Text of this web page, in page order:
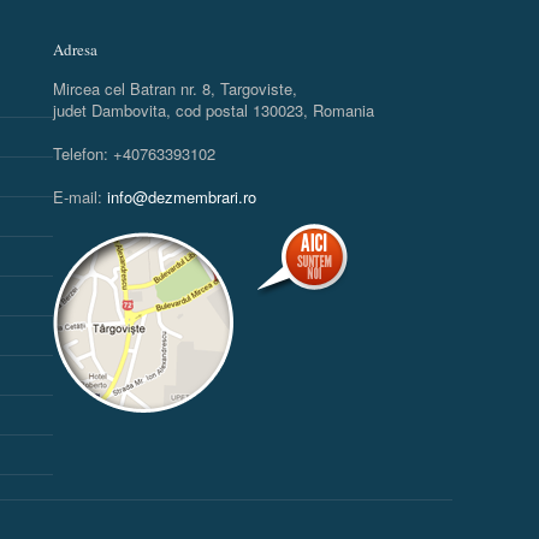
Adresa
Mircea cel Batran nr. 8, Targoviste,
judet Dambovita, cod postal 130023, Romania
Telefon: +40763393102
E-mail:info@dezmembrari.ro